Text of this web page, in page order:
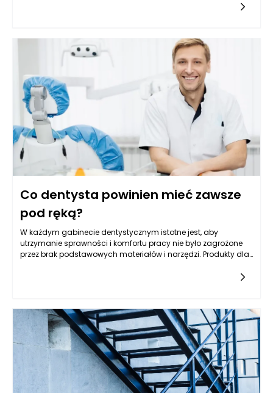
Co dentysta powinien mieć zawsze
pod ręką?
W każdym gabinecie dentystycznym istotne jest, aby
utrzymanie sprawności i komfortu pracy nie było zagrożone
przez brak podstawowych materiałów i narzędzi. Produkty dla
ochronnych, poprzez narzędzia diagnostyczne, a kończąc na
wypełnieniach czy materiałach do odbudowy zębów, każdy
element ma swoje stałe miejsce w codziennej praktyce.